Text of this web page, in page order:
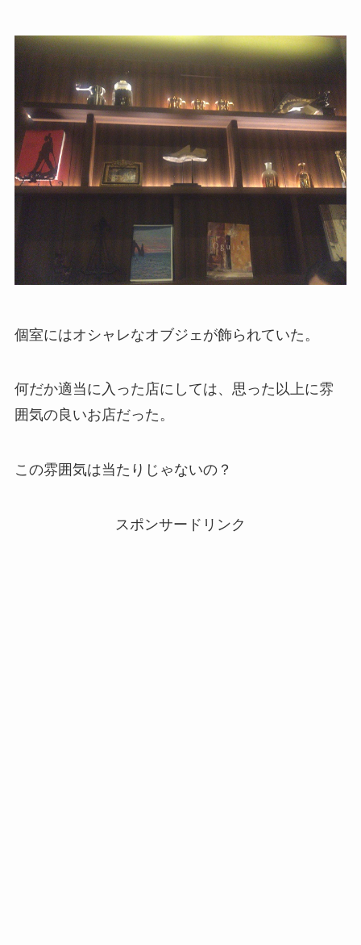
個室にはオシャレなオブジェが飾られていた。
何だか適当に入った店にしては、思った以上に雰
囲気の良いお店だった。
この雰囲気は当たりじゃないの？
スポンサードリンク